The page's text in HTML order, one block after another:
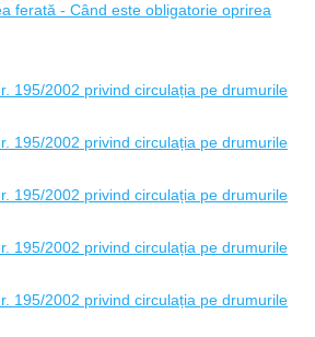
ferată - Când este obligatorie oprirea
195/2002 privind circulația pe drumurile
195/2002 privind circulația pe drumurile
195/2002 privind circulația pe drumurile
195/2002 privind circulația pe drumurile
195/2002 privind circulația pe drumurile